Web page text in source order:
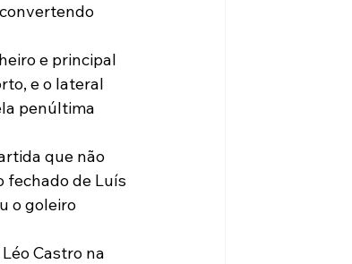
e principal
e o lateral
penúltima
que não
fechado de Luís
o goleiro
Castro na